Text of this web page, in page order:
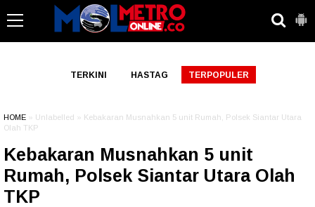
TERKINI HASTAG TERPOPULER
HOME » Unlabelled » Kebakaran Musnahkan 5 unit Rumah, Polsek Siantar Utara
Olah TKP
Kebakaran Musnahkan 5 unit
Rumah, Polsek Siantar Utara Olah
TKP